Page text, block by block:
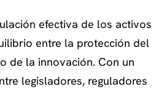
efectiva de los activos
entre la protección del
de la innovación. Con un
legisladores, reguladores